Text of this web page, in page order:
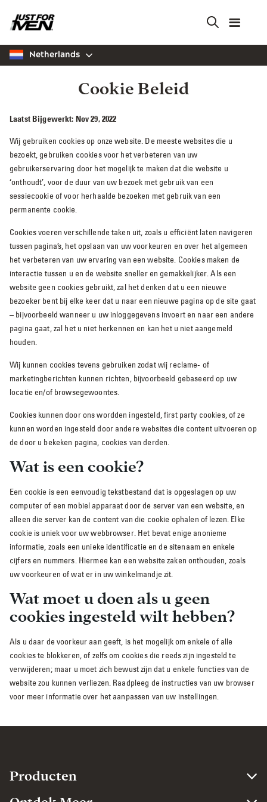
main
content
Netherlands
Cookie Beleid
Laatst Bijgewerkt: Nov 29, 2022
Wij gebruiken cookies op onze website. De meeste websites die u
bezoekt, gebruiken cookies voor het verbeteren van uw
gebruikerservaring door het mogelijk te maken dat die website u
‘onthoudt’, voor de duur van uw bezoek met gebruik van een
sessiecookie of voor herhaalde bezoeken met gebruik van een
permanente cookie.
Cookies voeren verschillende taken uit, zoals u efficiënt laten navigeren
tussen pagina’s, het opslaan van uw voorkeuren en over het algemeen
het verbeteren van uw ervaring van een website. Cookies maken de
interactie tussen u en de website sneller en gemakkelijker. Als een
website geen cookies gebruikt, zal het denken dat u een nieuwe
bezoeker bent bij elke keer dat u naar een nieuwe pagina op de site gaat
– bijvoorbeeld wanneer u uw inloggegevens invoert en naar een andere
pagina gaat, zal het u niet herkennen en kan het u niet aangemeld
houden.
Wij kunnen cookies tevens gebruiken zodat wij reclame- of
marketingberichten kunnen richten, bijvoorbeeld gebaseerd op uw
locatie en/of browsegewoontes.
Cookies kunnen door ons wordden ingesteld, first party cookies, of ze
kunnen worden ingesteld door andere websites die content uitvoeren op
de door u bekeken pagina, cookies van derden.
Wat is een cookie?
Een cookie is een eenvoudig tekstbestand dat is opgeslagen op uw
computer of een mobiel apparaat door de server van een website, en
alleen die server kan de content van die cookie ophalen of lezen. Elke
cookie is uniek voor uw webbrowser. Het bevat enige anonieme
informatie, zoals een unieke identificatie en de sitenaam en enkele
cijfers en nummers. Hiermee kan een website zaken onthouden, zoals
uw voorkeuren of wat er in uw winkelmandje zit.
Wat moet u doen als u geen
cookies ingesteld wilt hebben?
Als u daar de voorkeur aan geeft, is het mogelijk om enkele of alle
cookies te blokkeren, of zelfs om cookies die reeds zijn ingesteld te
verwijderen; maar u moet zich bewust zijn dat u enkele functies van de
website zou kunnen verliezen. Raadpleeg de instructies van uw browser
voor meer informatie over het aanpassen van uw instellingen.
Producten​